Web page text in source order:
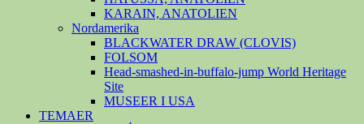
KARAIN, ANATOLIEN
Nordamerika
BLACKWATER DRAW (CLOVIS)
FOLSOM
Head-smashed-in-buffalo-jump World Heritage
Site
MUSEER I USA
TEMAER